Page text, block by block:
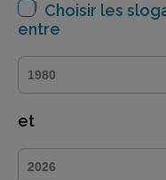
Choisir les
entre
et